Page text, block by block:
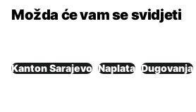
Možda će vam se svidjeti
Kanton Sarajevo Naplata Dugovanja